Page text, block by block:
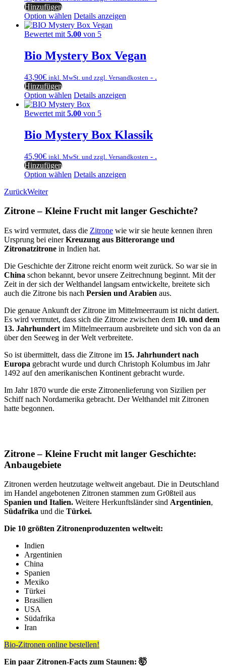
Hinzufügen
Option wählen Details anzeigen
Bewertet mit 5.00 von 5
Bio Mystery Box Vegan
43,90€ inkl. MwSt. und zzgl. Versandkosten - .
Hinzufügen
Option wählen Details anzeigen
Bewertet mit 5.00 von 5
Bio Mystery Box Klassik
45,90€ inkl. MwSt. und zzgl. Versandkosten - .
Hinzufügen
Option wählen Details anzeigen
ZurückWeiter
Zitrone – Kleine Frucht mit langer Geschichte?
Es wird vermutet, dass die Zitrone wie wir sie heute kennen ihren
Ursprung bei einerKreuzung aus Bitterorange und
Zitronatzitrone in Indien hat.
Die Geschichte der Zitrone reicht enorm weit zurück. So war sie in
China schon bekannt, bevor unsere Zeitrechnung beginnt. Mit der
Zeit in der sich der Welthandel langsam entwickelte, breitete sich
auch die Zitrone bis nach Persien und Arabien aus.
Die genaue Ankunft der Zitrone im Mittelmeerraum ist nicht datiert.
Es wird vermutet, dass sich die Zitrone zwischen dem 10. und dem
13. Jahrhundert im Mittelmeerraum ausbreitete und sich von da an
über den Seeweg in der Welt verbreitete.
So ist übermittelt, dass die Zitrone im 15. Jahrhundert nach
Europa gebracht wurde und durch Christoph Kolumbus im Jahr
1492 auf den amerikanischen Kontinent gebracht wurde.
Im Jahr 1870 wurde die erste Zitronenlieferung von Sizilien per
Schiff nach Nordamerika gebracht. Der Welthandel mit Zitronen
hatte begonnen.
Zitrone – Kleine Frucht mit langer Geschichte:
Anbaugebiete
Zitronen werden heutzutage weltweit angebaut. Die in Deutschland
im Handel angebotenen Zitronen stammen zum Gr0ßteil aus
Spanien und Italien. Weitere Herkunftsländer sind Argentinien,
Südafrika und die Türkei.
Die 10 größten Zitronenproduzenten weltweit:
Indien
Argentinien
China
Spanien
Mexiko
Türkei
Brasilien
USA
Südafrika
Iran
Bio-Zitronen online bestellen!
Ein paar Zitronen-Facts zum Staunen: 🤯